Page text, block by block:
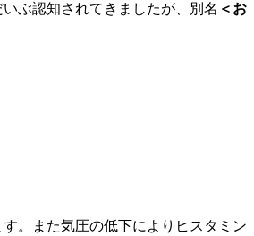
ぶ認知されてきましたが、別名 ＜お
す。また気圧の低下によりヒスタミン